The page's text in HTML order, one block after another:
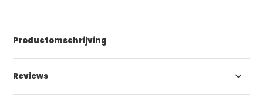
Productomschrijving
Reviews